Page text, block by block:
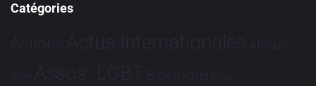
Catégories
Actions Actus Internationales Afrique
Asie Assos. LGBT Bioéthique Brève